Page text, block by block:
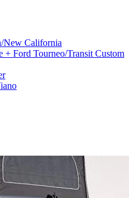
California
Ford Tourneo/Transit Custom